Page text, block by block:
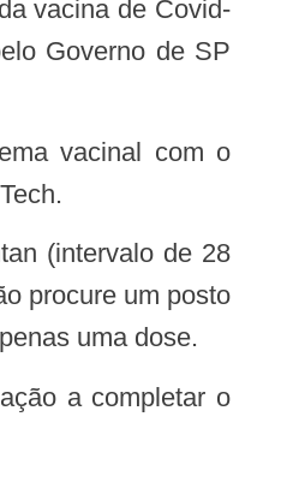
Governo de SP
procure um posto
uma dose.